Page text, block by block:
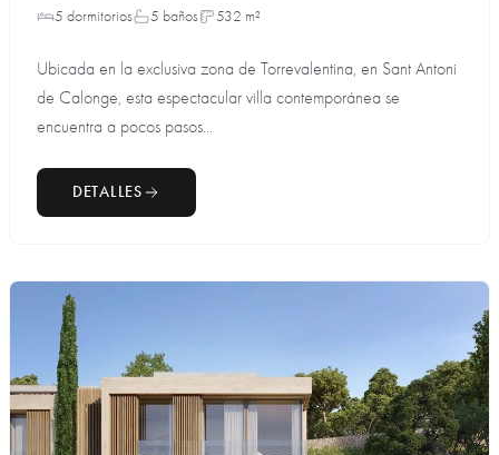
5 dormitorios 5 baños 532 m²
Ubicada en la exclusiva zona de Torrevalentina, en Sant Antoni
de Calonge, esta espectacular villa contemporánea se
encuentra a pocos pasos...
DETALLES